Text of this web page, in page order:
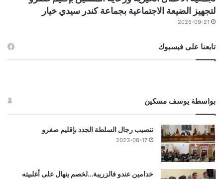
لتجهيز الضيعة الاجتماعية بجماعة كندر سيدي خيار
2025-09-21
تابعنا على فيسبوك
بواسطة يوسف مسكين
تنصيب رجال السلطة الجدد بإقليم صفرو
2023-08-17
خدامين عندو فالزريبة…لخصم ينهال على أغلبيته